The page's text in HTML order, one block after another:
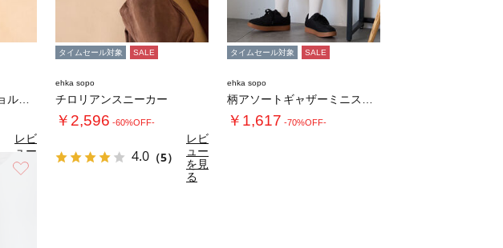
レビ
ュー
を見
る
タイムセール対象 SALE
ehka sopo
チロリアンスニーカー
￥2,596 -60%OFF-
4.0 （5）
レビ
ュー
を見
る
タイムセール対象 SALE
ehka sopo
￥1,617 -70%OFF-
お気に入り